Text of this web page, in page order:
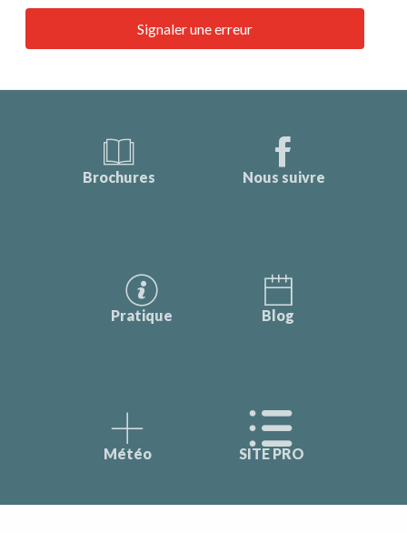
Signaler une erreur
Brochures Nous suivre
Pratique Blog
Météo SITE PRO